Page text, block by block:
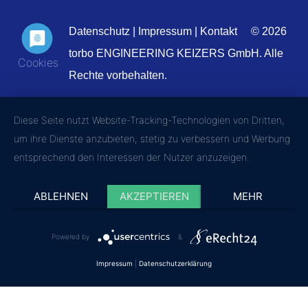
Datenschutz Impressum Kontakt
© 2026
torbo ENGINEERING KEIZERS GmbH. Alle
Rechte vorbehalten.
Diese Seite nutzt Website-Tracking-Technologien von Dritten,
um ihre Dienste anzubieten, stetig zu verbessern und Werbung
entsprechend den Interessen der Nutzer anzuzeigen.
ABLEHNEN AKZEPTIEREN MEHR
Powered by &
Impressum Datenschutzerklärung